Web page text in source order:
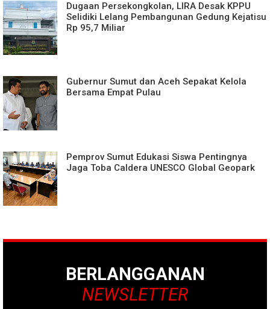
Dugaan Persekongkolan, LIRA Desak KPPU
Selidiki Lelang Pembangunan Gedung Kejatisu
Rp 95,7 Miliar
Gubernur Sumut dan Aceh Sepakat Kelola
Bersama Empat Pulau
Pemprov Sumut Edukasi Siswa Pentingnya
Jaga Toba Caldera UNESCO Global Geopark
BERLANGGANAN
NEWSLETTER